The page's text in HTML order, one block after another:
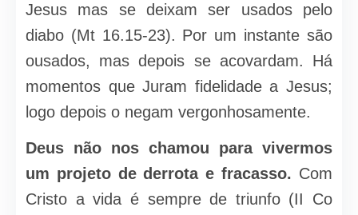
Jesus mas se deixam ser usados pelo
diabo (Mt 16.15-23). Por um instante são
ousados, mas depois se acovardam. Há
momentos que Juram fidelidade a Jesus;
logo depois o negam vergonhosamente.
Deus não nos chamou para vivermos
um projeto de derrota e fracasso. Com
Cristo a vida é sempre de triunfo (II Co